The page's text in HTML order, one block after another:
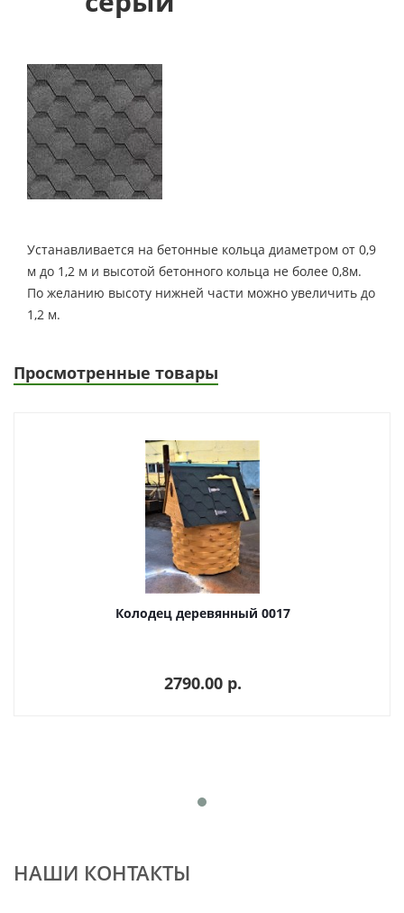
Устанавливается на бетонные кольца диаметром от 0,9
м до 1,2 м и высотой бетонного кольца не более 0,8м.
По желанию высоту нижней части можно увеличить до
1,2 м.
Просмотренные товары
Колодец деревянный 0017
2790.00 p.
НАШИ КОНТАКТЫ